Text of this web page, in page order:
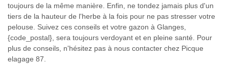
toujours de la même manière. Enfin, ne tondez jamais plus d'un
tiers de la hauteur de l'herbe à la fois pour ne pas stresser votre
pelouse. Suivez ces conseils et votre gazon à Glanges,
{code_postal}, sera toujours verdoyant et en pleine santé. Pour
plus de conseils, n'hésitez pas à nous contacter chez Picque
elagage 87.